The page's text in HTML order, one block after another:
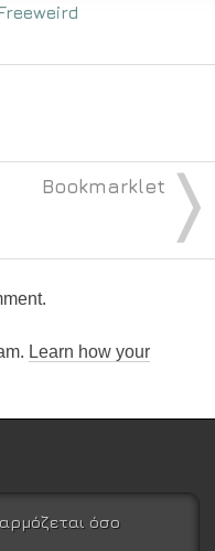
〉
Bookmarklet
Learn how your
όσο